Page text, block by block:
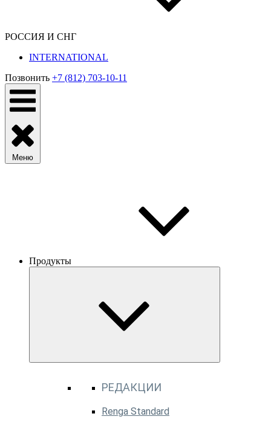
РОССИЯ И СНГ
INTERNATIONAL
Позвонить +7 (812) 703-10-11
Меню
Продукты
РЕДАКЦИИ
Renga Standard